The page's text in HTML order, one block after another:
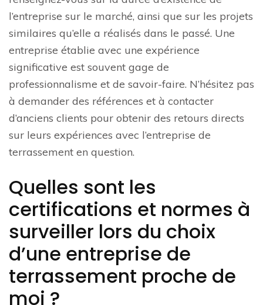
l’entreprise sur le marché, ainsi que sur les projets
similaires qu’elle a réalisés dans le passé. Une
entreprise établie avec une expérience
significative est souvent gage de
professionnalisme et de savoir-faire. N’hésitez pas
à demander des références et à contacter
d’anciens clients pour obtenir des retours directs
sur leurs expériences avec l’entreprise de
terrassement en question.
Quelles sont les
certifications et normes à
surveiller lors du choix
d’une entreprise de
terrassement proche de
moi ?